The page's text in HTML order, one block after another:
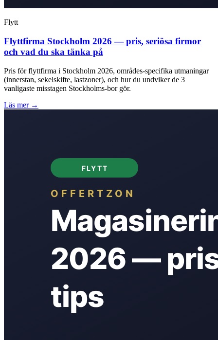
Flytt
Flyttfirma Stockholm 2026 — pris, seriösa firmor
och vad du ska tänka på
Pris för flyttfirma i Stockholm 2026, områdes-specifika utmaningar
(innerstan, sekelskifte, lastzoner), och hur du undviker de 3
vanligaste misstagen Stockholms-bor gör.
Läs mer →